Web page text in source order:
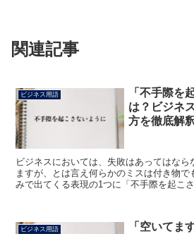
関連記事
ビジネス用語
「不手際を
は？ビジネ
方を徹底解
ビジネスにおいては、失敗はあってはなら
ますが、とは言え何らかのミスは付き物
みで出てくる表現の1つに「不手際を起こ
ビジネス用語
「空いてま